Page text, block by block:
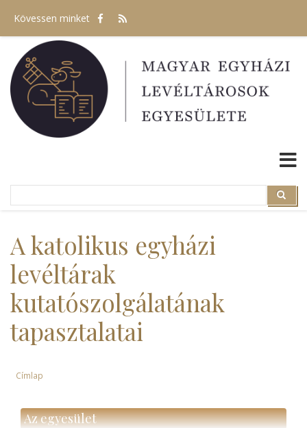
tartalomra
Kövessen minket
Search
A katolikus egyházi
levéltárak
kutatószolgálatának
tapasztalatai
Morzsa
Címlap
Az egyesület